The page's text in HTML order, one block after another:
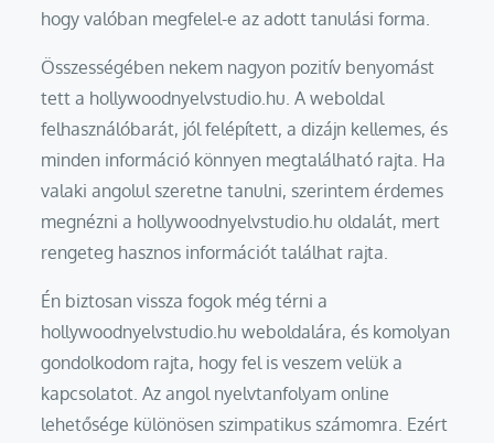
hogy valóban megfelel-e az adott tanulási forma.
Összességében nekem nagyon pozitív benyomást
tett a hollywoodnyelvstudio.hu. A weboldal
felhasználóbarát, jól felépített, a dizájn kellemes, és
minden információ könnyen megtalálható rajta. Ha
valaki angolul szeretne tanulni, szerintem érdemes
megnézni a hollywoodnyelvstudio.hu oldalát, mert
rengeteg hasznos információt találhat rajta.
Én biztosan vissza fogok még térni a
hollywoodnyelvstudio.hu weboldalára, és komolyan
gondolkodom rajta, hogy fel is veszem velük a
kapcsolatot. Az angol nyelvtanfolyam online
lehetősége különösen szimpatikus számomra. Ezért